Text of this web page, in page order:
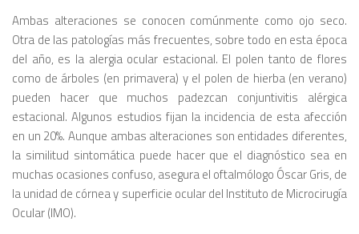
Ambas alteraciones se conocen comúnmente como ojo seco.
Otra de las patologías más frecuentes, sobre todo en esta época
del año, es la alergia ocular estacional. El polen tanto de flores
como de árboles (en primavera) y el polen de hierba (en verano)
pueden hacer que muchos padezcan conjuntivitis alérgica
estacional. Algunos estudios fijan la incidencia de esta afección
en un 20%. Aunque ambas alteraciones son entidades diferentes,
la similitud sintomática puede hacer que el diagnóstico sea en
muchas ocasiones confuso, asegura el oftalmólogo Óscar Gris, de
la unidad de córnea y superficie ocular del Instituto de Microcirugía
Ocular (IMO).